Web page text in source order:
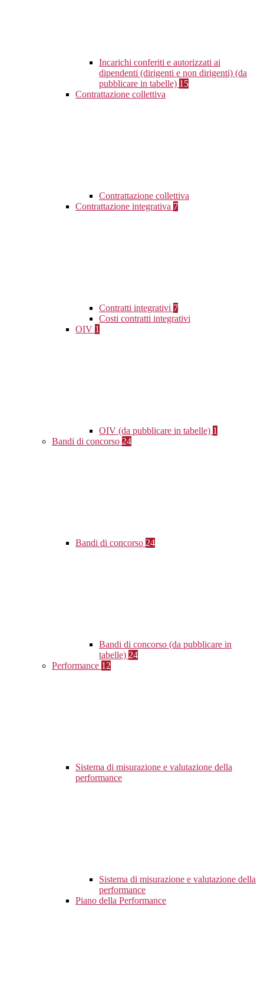
Incarichi conferiti e autorizzati ai
dipendenti (dirigenti e non dirigenti) (da
pubblicare in tabelle) 15
Contrattazione collettiva
Contrattazione collettiva
Contrattazione integrativa 7
Contratti integrativi 7
Costi contratti integrativi
OIV 1
OIV (da pubblicare in tabelle) 1
Bandi di concorso 24
Bandi di concorso 24
Bandi di concorso (da pubblicare in
tabelle) 24
Performance 12
Sistema di misurazione e valutazione della
performance
Sistema di misurazione e valutazione della
performance
Piano della Performance